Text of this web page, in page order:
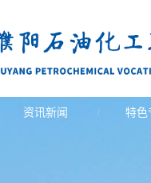
资讯新闻 特色